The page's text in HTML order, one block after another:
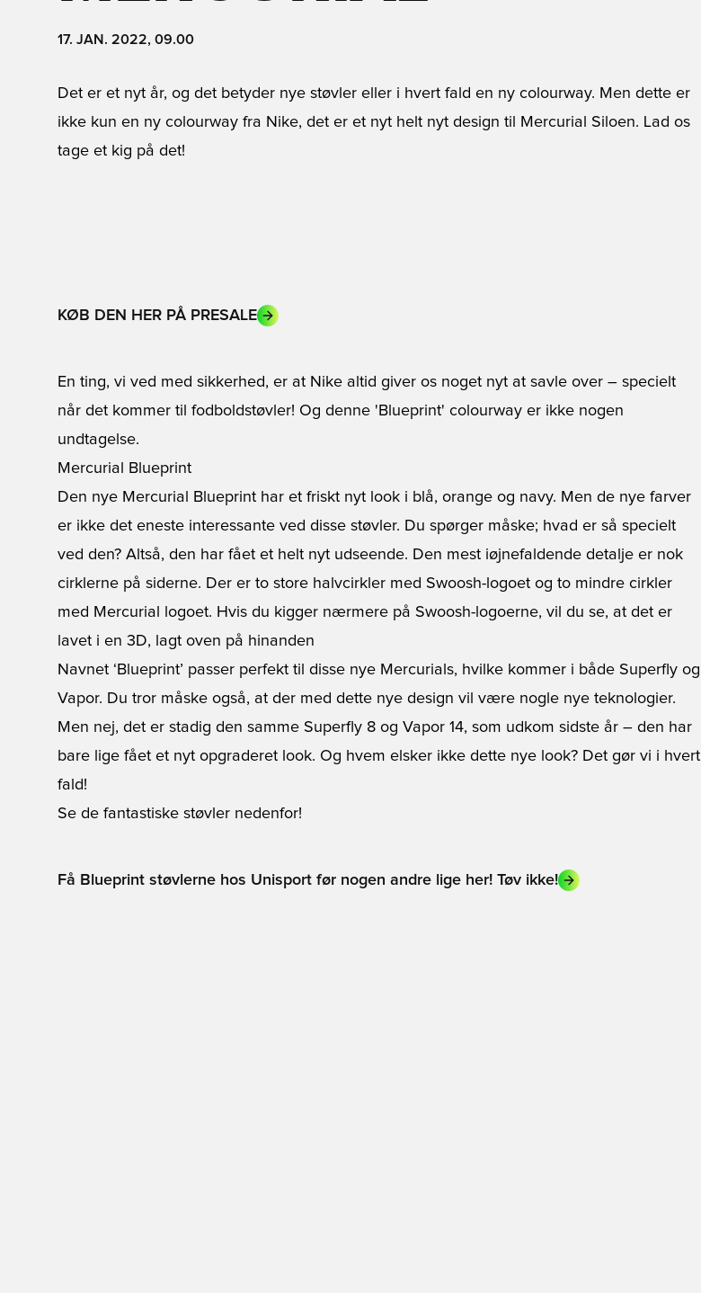
17. JAN. 2022, 09.00
Det er et nyt år, og det betyder nye støvler eller i hvert fald en ny colourway. Men dette er
ikke kun en ny colourway fra Nike, det er et nyt helt nyt design til Mercurial Siloen. Lad os
tage et kig på det!
KØB DEN HER PÅ PRESALE
En ting, vi ved med sikkerhed, er at Nike altid giver os noget nyt at savle over – specielt
når det kommer til fodboldstøvler! Og denne 'Blueprint' colourway er ikke nogen
undtagelse.
Mercurial Blueprint
Den nye Mercurial
Blueprint har et friskt nyt look i blå, orange og navy. Men de nye farver
er ikke det eneste interessante ved disse støvler. Du spørger måske; hvad er så specielt
ved den? Altså, den har fået et helt nyt udseende. Den mest iøjnefaldende detalje er nok
cirklerne på siderne. Der er to store halvcirkler med Swoosh-logoet og to mindre cirkler
med Mercurial
logoet. Hvis du kigger nærmere på Swoosh-logoerne, vil du se, at det er
lavet i en 3D, lagt oven på hinanden
Navnet ‘Blueprint’ passer perfekt til disse nye Mercurials, hvilke kommer i både Superfly og
Vapor. Du tror måske også, at der med dette nye design vil være nogle nye teknologier.
Men nej, det er stadig den samme Superfly 8 og Vapor 14, som udkom sidste år – den har
bare lige fået et nyt opgraderet look. Og hvem elsker ikke dette nye look? Det gør vi i hvert
fald!
Se de fantastiske støvler nedenfor!
Få Blueprint støvlerne hos Unisport før nogen andre lige her! Tøv ikke!